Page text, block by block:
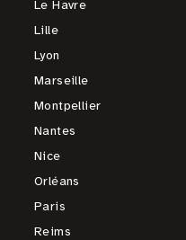
Le Havre
Lille
Lyon
Marseille
Montpellier
Nantes
Nice
Orléans
Paris
Reims